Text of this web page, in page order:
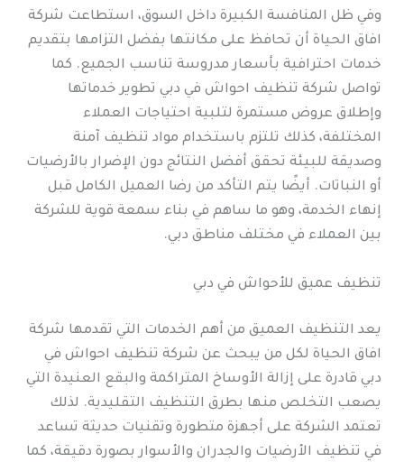
وفي ظل المنافسة الكبيرة داخل السوق، استطاعت شركة
افاق الحياة أن تحافظ على مكانتها بفضل التزامها بتقديم
خدمات احترافية بأسعار مدروسة تناسب الجميع. كما
تواصل شركة تنظيف احواش في دبي تطوير خدماتها
وإطلاق عروض مستمرة لتلبية احتياجات العملاء
المختلفة، كذلك تلتزم باستخدام مواد تنظيف آمنة
وصديقة للبيئة تحقق أفضل النتائج دون الإضرار بالأرضيات
أو النباتات. أيضًا يتم التأكد من رضا العميل الكامل قبل
إنهاء الخدمة، وهو ما ساهم في بناء سمعة قوية للشركة
بين العملاء في مختلف مناطق دبي.
تنظيف عميق للأحواش في دبي
يعد التنظيف العميق من أهم الخدمات التي تقدمها شركة
افاق الحياة لكل من يبحث عن شركة تنظيف احواش في
دبي قادرة على إزالة الأوساخ المتراكمة والبقع العنيدة التي
يصعب التخلص منها بطرق التنظيف التقليدية. لذلك
تعتمد الشركة على أجهزة متطورة وتقنيات حديثة تساعد
في تنظيف الأرضيات والجدران والأسوار بصورة دقيقة، كما